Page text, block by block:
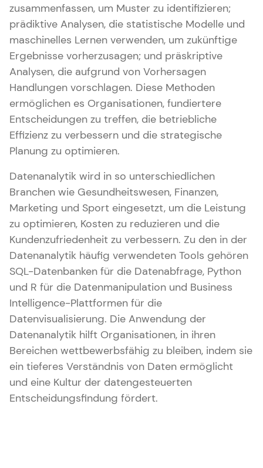
zusammenfassen, um Muster zu identifizieren;
prädiktive Analysen, die statistische Modelle und
maschinelles Lernen verwenden, um zukünftige
Ergebnisse vorherzusagen; und präskriptive
Analysen, die aufgrund von Vorhersagen
Handlungen vorschlagen. Diese Methoden
ermöglichen es Organisationen, fundiertere
Entscheidungen zu treffen, die betriebliche
Effizienz zu verbessern und die strategische
Planung zu optimieren.
Datenanalytik wird in so unterschiedlichen
Branchen wie Gesundheitswesen, Finanzen,
Marketing und Sport eingesetzt, um die Leistung
zu optimieren, Kosten zu reduzieren und die
Kundenzufriedenheit zu verbessern. Zu den in der
Datenanalytik häufig verwendeten Tools gehören
SQL-Datenbanken für die Datenabfrage, Python
und R für die Datenmanipulation und Business
Intelligence-Plattformen für die
Datenvisualisierung. Die Anwendung der
Datenanalytik hilft Organisationen, in ihren
Bereichen wettbewerbsfähig zu bleiben, indem sie
ein tieferes Verständnis von Daten ermöglicht
und eine Kultur der datengesteuerten
Entscheidungsfindung fördert.